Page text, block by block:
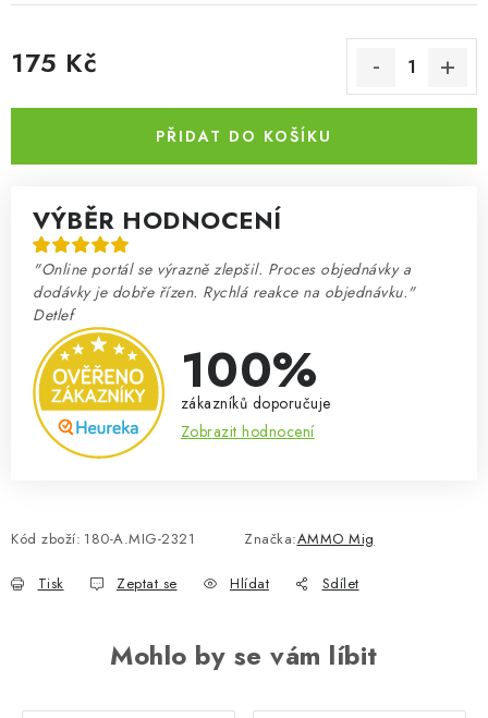
175 Kč
PŘIDAT DO KOŠÍKU
VÝBĚR HODNOCENÍ
"Online portál se výrazně zlepšil. Proces objednávky a
dodávky je dobře řízen. Rychlá reakce na objednávku."
Detlef
100%
zákazníků doporučuje
Zobrazit hodnocení
Kód zboží: 180-A.MIG-2321 Značka:AMMO Mig
Tisk Zeptat se Hlídat Sdílet
Mohlo by se vám líbit